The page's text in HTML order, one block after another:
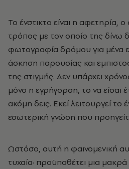
Το ένστικτο είναι η αφετηρία, ο
τρόπος με τον οποίο της δίνω
φωτογραφία δρόμου για μένα
άσκηση παρουσίας και
της στιγμής. Δεν υπάρχει
μόνο η εγρήγορση, το να είσαι
ακόμη δεις. Εκεί λειτουργεί το
εσωτερική γνώση που
Ωστόσο, αυτή η φαινομενική
τυχαία· προϋποθέτει μια μακρά